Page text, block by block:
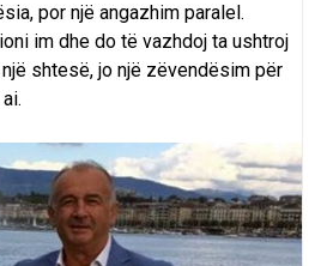
por një angazhim paralel.
im dhe do të vazhdoj ta ushtroj
shtesë, jo një zëvendësim për